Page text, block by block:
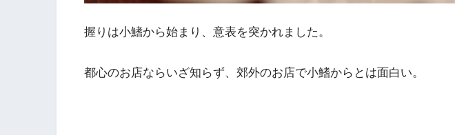
握りは小鰭から始まり、意表を突かれました。
都心のお店ならいざ知らず、郊外のお店で小鰭からとは面白い。